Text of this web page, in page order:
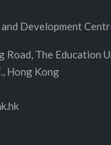
Development
Road, The Education
Hong Kong